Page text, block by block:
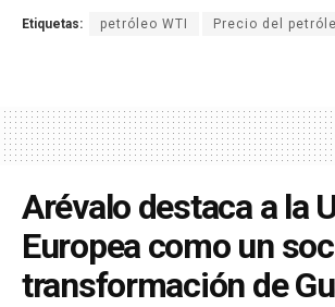
Etiquetas: petróleo WTI Precio del
Arévalo destaca a la
Europea como un
transformación de